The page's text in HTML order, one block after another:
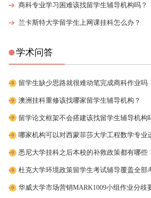
商科专业学习困难该找留学生辅导机构吗？
兰卡斯特大学留学生上网课挂科怎么办？
学术问答
留学生缺少思路就很难动笔完成商科作业吗
澳洲挂科重修该找哪家留学生辅导机构？
留学论文框架不会搭建该找留学生辅导机构
悉尼大学挂科之后本校的补救政策都有哪些